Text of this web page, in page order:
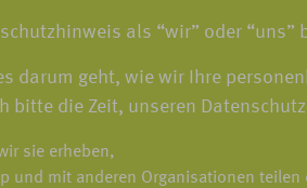
als “wir” oder “uns”
geht, wie wir Ihre
die Zeit, unseren
sie erheben,
und mit anderen Organisationen teilen